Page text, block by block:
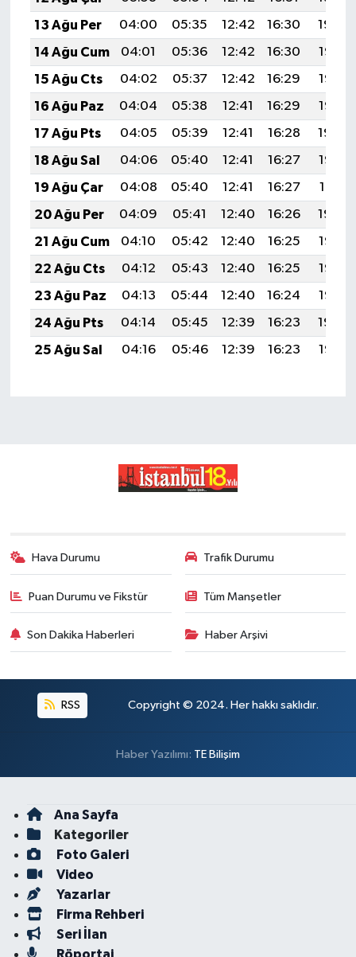
13 Ağu Per
04:00 05:35 12:42 16:30
19:39
14 Ağu Cum
04:01 05:36 12:42 16:30
19:38
15 Ağu Cts
04:02 05:37 12:42 16:29
19:36
16 Ağu Paz
04:04 05:38 12:41 16:29
19:35
17 Ağu Pts
04:05 05:39 12:41 16:28
19:34
18 Ağu Sal
04:06 05:40 12:41 16:27
19:32
19 Ağu Çar
04:08 05:40 12:41 16:27
19:31
20 Ağu Per
04:09 05:41 12:40 16:26
19:30
21 Ağu Cum
04:10 05:42 12:40 16:25
19:28
22 Ağu Cts
04:12 05:43 12:40 16:25
19:27
23 Ağu Paz
04:13 05:44 12:40 16:24
19:25
24 Ağu Pts
04:14 05:45 12:39 16:23
19:24
25 Ağu Sal
04:16 05:46 12:39 16:23 19:22
Hava Durumu Trafik Durumu
Puan Durumu ve Fikstür Tüm Manşetler
Son Dakika Haberleri Haber Arşivi
RSS Copyright © 2024. Her hakkı saklıdır.
Haber Yazılımı: TE Bilişim
Ana Sayfa
Kategoriler
Foto Galeri
Video
Yazarlar
Firma Rehberi
Seri İlan
Röportaj